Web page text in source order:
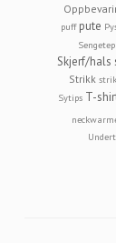
puff pute
Skjerf/hals
Strikk
Sytips T-